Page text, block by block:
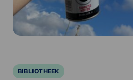
BIBLIOTHEEK